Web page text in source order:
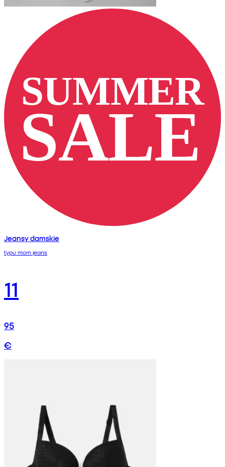
Jeansy damskie
typu mom jeans
11
95
€